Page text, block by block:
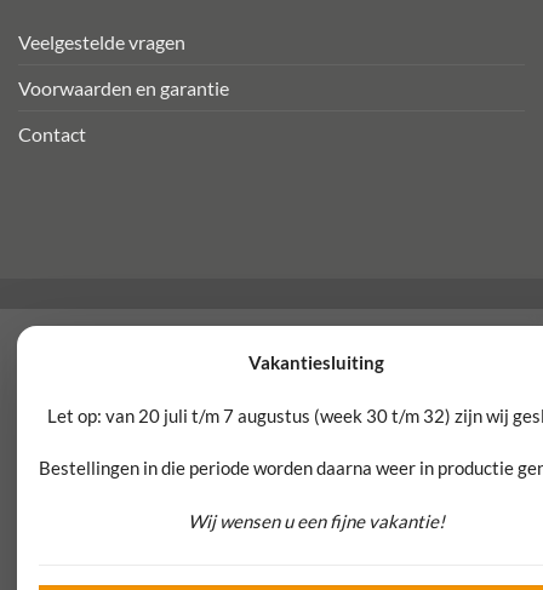
Veelgestelde vragen
Voorwaarden en garantie
Contact
Vakantiesluiting
Let op: van 20 juli t/m 7 augustus (week 30 t/m 32) zijn wij
Bestellingen in die periode worden daarna weer in productie
Wij wensen u een fijne vakantie!